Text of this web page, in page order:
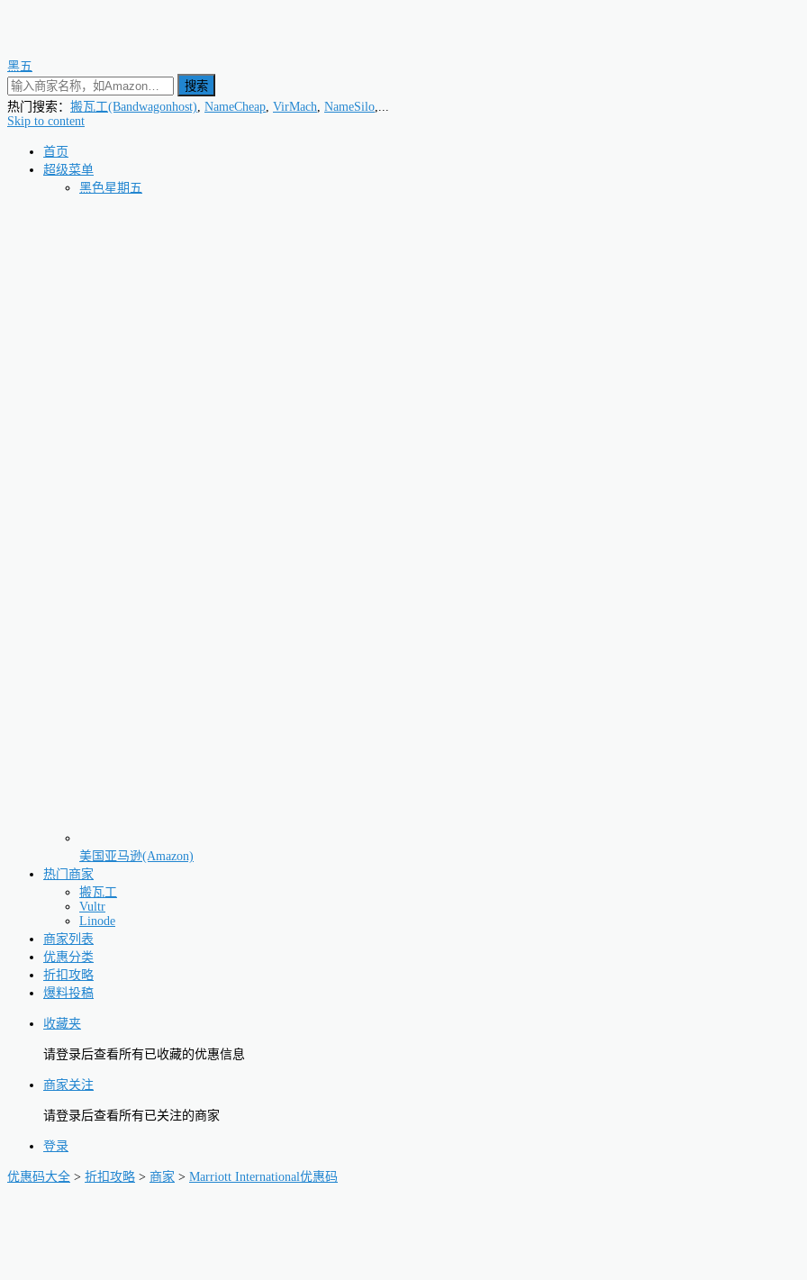
黑五
搜索
热门搜索： 搬瓦工(Bandwagonhost), NameCheap, VirMach, NameSilo,...
Skip to content
首页
超级菜单
黑色星期五
美国亚马逊(Amazon)
热门商家
搬瓦工
Vultr
Linode
商家列表
优惠分类
折扣攻略
爆料投稿
收藏夹
请登录后查看所有已收藏的优惠信息
商家关注
请登录后查看所有已关注的商家
登录
优惠码大全 > 折扣攻略 > 商家 > Marriott International优惠码